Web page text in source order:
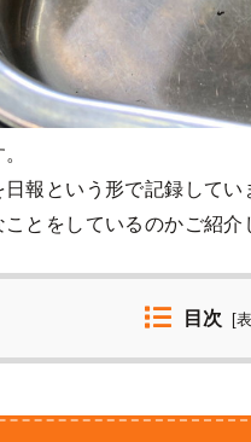
報という形で記録してい
とをしているのかご紹介
目次 [